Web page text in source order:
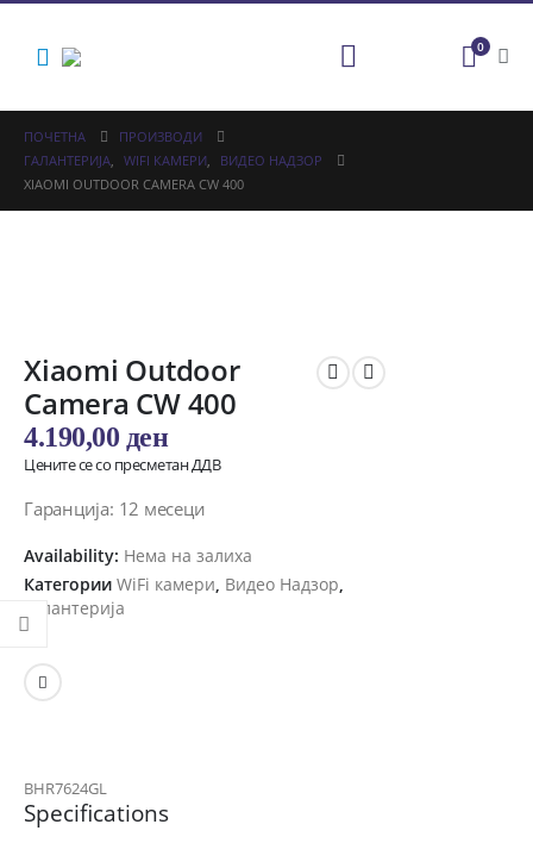
0
ПОЧЕТНА
ПРОИЗВОДИ
ГАЛАНТЕРИЈА, WIFI КАМЕРИ,
ВИДЕО НАДЗОР
XIAOMI OUTDOOR CAMERA CW 400
Xiaomi Outdoor
Camera CW 400
4.190,00 ден
Цените се со пресметан ДДВ
Гаранција: 12 месеци
Availability: Нема на залиха
Категории WiFi камери, Видео Надзор,
Галантерија
BHR7624GL
Specifications